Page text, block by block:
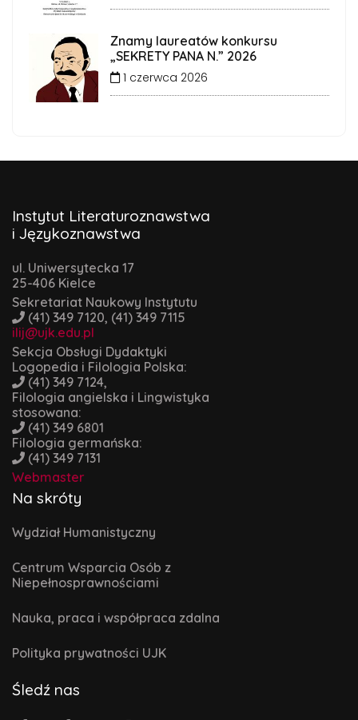
Znamy laureatów konkursu
„SEKRETY PANA N.” 2026
1 czerwca 2026
Instytut Literaturoznawstwa
i Językoznawstwa
ul. Uniwersytecka 17
25-406 Kielce
Sekretariat Naukowy Instytutu
(41) 349 7120, (41) 349 7115
ilij@ujk.edu.pl
Sekcja Obsługi Dydaktyki
Logopedia i Filologia Polska:
(41) 349 7124,
Filologia angielska i Lingwistyka
stosowana:
(41) 349 6801
Filologia germańska:
(41) 349 7131
Webmaster
Na skróty
Wydział Humanistyczny
Centrum Wsparcia Osób z
Niepełnosprawnościami
Nauka, praca i współpraca zdalna
Polityka prywatności UJK
Śledź nas